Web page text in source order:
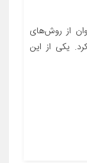
از روش‌های
یکی از این